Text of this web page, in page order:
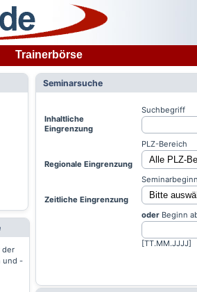
Trainerbörse
der
und -
Seminarsuche
Inhaltliche
Eingrenzung
Suchbegriff
Regionale Eingrenzung
PLZ-Bereich
Zeitliche Eingrenzung
oder Beginn
[TT.MM.JJJJ]